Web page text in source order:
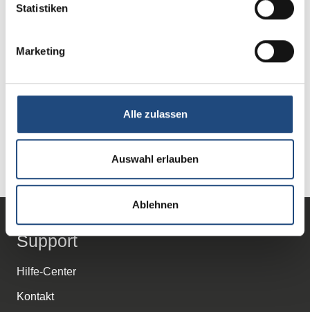
Statistiken
Marketing
Alle zulassen
Auswahl erlauben
Ablehnen
Beratung & Kontakt
immobilienwirtschaft@sprengnetter.com
Support
Hilfe-Center
Kontakt